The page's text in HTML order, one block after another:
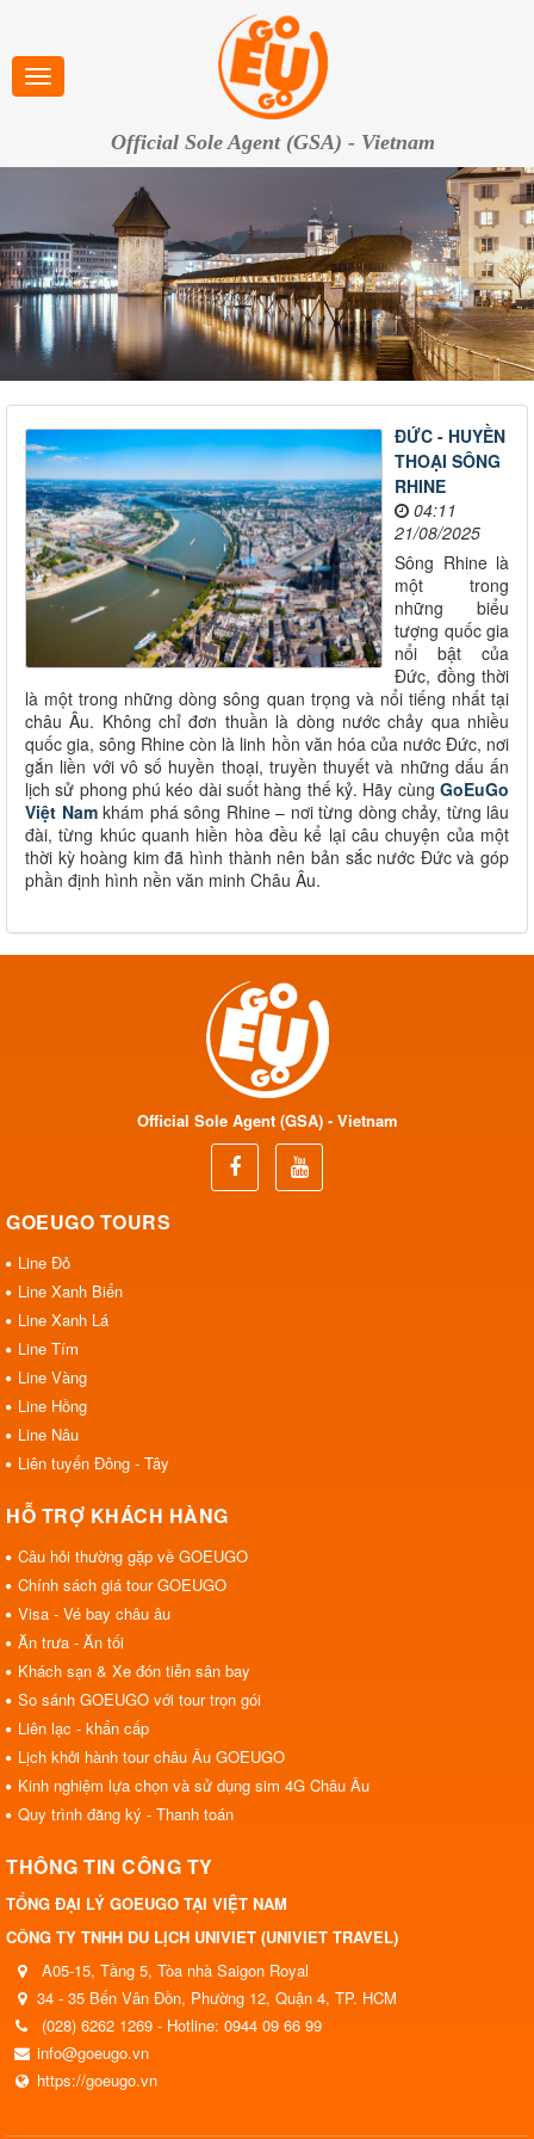
Official Sole Agent (GSA) - Vietnam
ĐỨC - HUYỀN
THOẠI SÔNG
RHINE
04:11
21/08/2025
Sông Rhine là
một trong
những biểu
tượng quốc gia
nổi bật của
Đức, đồng thời
là một trong những dòng sông quan trọng và nổi tiếng nhất tại
châu Âu. Không chỉ đơn thuần là dòng nước chảy qua nhiều
quốc gia, sông Rhine còn là linh hồn văn hóa của nước Đức, nơi
gắn liền với vô số huyền thoại, truyền thuyết và những dấu ấn
lịch sử phong phú kéo dài suốt hàng thế kỷ. Hãy cùng GoEuGo
Việt Namkhám phá sông Rhine – nơi từng dòng chảy, từng lâu
đài, từng khúc quanh hiền hòa đều kể lại câu chuyện của một
thời kỳ hoàng kim đã hình thành nên bản sắc nước Đức và góp
phần định hình nền văn minh Châu Âu.
Official Sole Agent (GSA) - Vietnam
GOEUGO TOURS
Line Đỏ
Line Xanh Biển
Line Xanh Lá
Line Tím
Line Vàng
Line Hồng
Line Nâu
Liên tuyến Đông - Tây
HỖ TRỢ KHÁCH HÀNG
Câu hỏi thường gặp về GOEUGO
Chính sách giá tour GOEUGO
Visa - Vé bay châu âu
Ăn trưa - Ăn tối
Khách sạn & Xe đón tiễn sân bay
So sánh GOEUGO với tour trọn gói
Liên lạc - khẩn cấp
Lịch khởi hành tour châu Âu GOEUGO
Kinh nghiệm lựa chọn và sử dụng sim 4G Châu Âu
Quy trình đăng ký - Thanh toán
THÔNG TIN CÔNG TY
TỔNG ĐẠI LÝ GOEUGO TẠI VIỆT NAM
CÔNG TY TNHH DU LỊCH UNIVIET (UNIVIET TRAVEL)
A05-15, Tầng 5, Tòa nhà Saigon Royal
34 - 35 Bến Vân Đồn, Phường 12, Quận 4, TP. HCM
(028) 6262 1269 - Hotline: 0944 09 66 99
info@goeugo.vn
https://goeugo.vn